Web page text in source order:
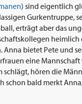
) sind eigentlich
Gurkentruppe,
erträgt aber das
heimlich
bietet Pete und
eine
schlägt, hören die
schon bald merkt